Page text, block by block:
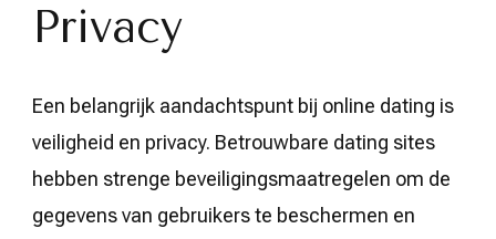
Privacy
Een belangrijk aandachtspunt bij online dating is
veiligheid en privacy. Betrouwbare dating sites
hebben strenge beveiligingsmaatregelen om de
gegevens van gebruikers te beschermen en